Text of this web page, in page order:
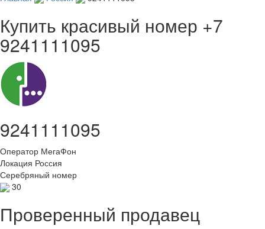
Купить красивый номер +7
9241111095
9241111095
Оператор МегаФон
Локация Россия
Серебряный номер
30
Проверенный продавец